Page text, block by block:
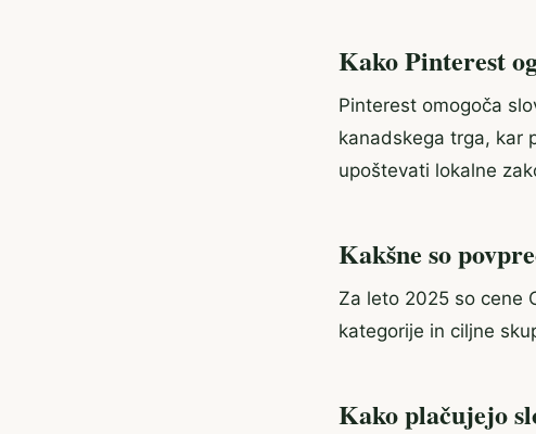
Kako Pinterest
Pinterest omogoča
kanadskega trga, kar
upoštevati lokalne
Kakšne so
Za leto 2025 so cene
kategorije in ciljne
Kako plačujejo